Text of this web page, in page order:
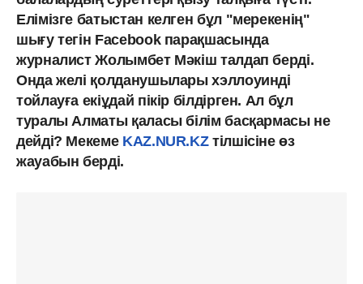
Елімізге батыстан келген бұл "мерекенің"
шығу тегін Facebook парақшасында
журналист Жолымбет Мәкіш талдап берді.
Онда желі қолданушылары хэллоуинді
тойлауға екіұдай пікір білдірген. Ал бұл
туралы Алматы қаласы білім басқармасы не
дейді? Мекеме KAZ.NUR.KZтілшісіне өз
жауабын берді.